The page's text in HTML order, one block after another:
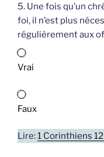
5. Une fois qu’un
foi, il n’est plus
régulièrement aux
Vrai
Faux
Lire:1 Corinthiens